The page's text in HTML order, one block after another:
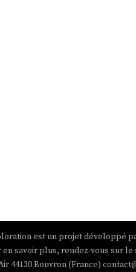
est un projet développé
en savoir plus, rendez-vous sur
44130 Bouvron (France)